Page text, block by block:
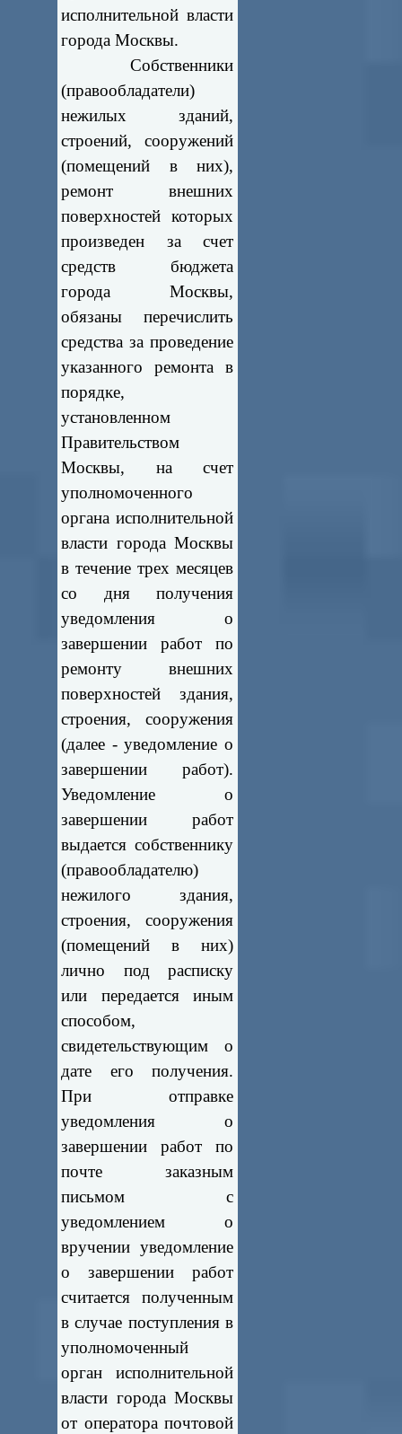
исполнительной власти
города Москвы.
Собственники
(правообладатели)
нежилых зданий,
строений, сооружений
(помещений в них),
ремонт внешних
поверхностей которых
произведен за счет
средств бюджета
города Москвы,
обязаны перечислить
средства за проведение
указанного ремонта в
порядке,
установленном
Правительством
Москвы, на счет
уполномоченного
органа исполнительной
власти города Москвы
в течение трех месяцев
со дня получения
уведомления о
завершении работ по
ремонту внешних
поверхностей здания,
строения, сооружения
(далее - уведомление о
завершении работ).
Уведомление о
завершении работ
выдается собственнику
(правообладателю)
нежилого здания,
строения, сооружения
(помещений в них)
лично под расписку
или передается иным
способом,
свидетельствующим о
дате его получения.
При отправке
уведомления о
завершении работ по
почте заказным
письмом с
уведомлением о
вручении уведомление
о завершении работ
считается полученным
в случае поступления в
уполномоченный
орган исполнительной
власти города Москвы
от оператора почтовой